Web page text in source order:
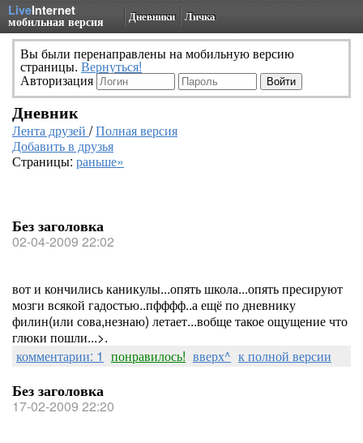
LiveInternet
мобильная версия Дневники Личка
Вы были перенаправлены на мобильную версию
страницы. Вернуться!
Авторизация
Дневник
Лента друзей /Полная версия
Добавить в друзья
Страницы: раньше»
Без заголовка
02-04-2009 22:02
вот и кончились каникулы...опять школа...опять пресируют
мозги всякой гадостью..пфффф..а ещё по дневнику
филин(или сова,незнаю) летает...вобще такое ощущение что
глюки пошли...>.
комментарии: 1 понравилось! вверх^ к полной версии
Без заголовка
17-02-2009 22:20